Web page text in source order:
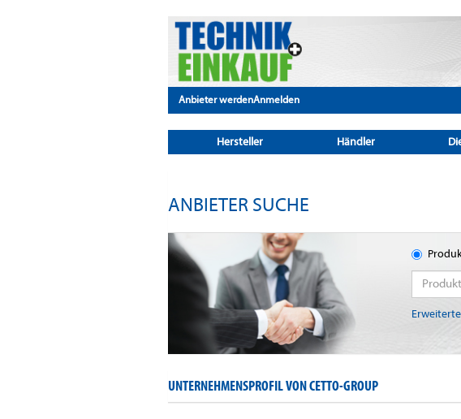
Anbieter werdenAnmelden
Hersteller Händler
ANBIETER SUCHE
UNTERNEHMENSPROFIL VON CETTO-GROUP